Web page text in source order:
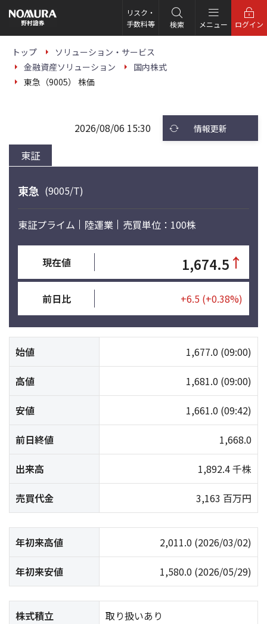
の
ー
リスク・
手数料等
検索 メニュー ログイン
トップ
ソリューション・サービス
金融資産ソリューション
国内株式
東急（9005） 株価
東証
2026/08/06 15:30 情報更新
東急 (9005/T)
東証プライム 陸運業 売買単位：100株
現在値 1,674.5 ↑
前日比 +6.5 (+0.38%)
始値 1,677.0 (09:00)
高値 1,681.0 (09:00)
安値 1,661.0 (09:42)
前日終値 1,668.0
出来高 1,892.4 千株
売買代金 3,163 百万円
年初来高値 2,011.0 (2026/03/02)
年初来安値 1,580.0 (2026/05/29)
株式積立 取り扱いあり